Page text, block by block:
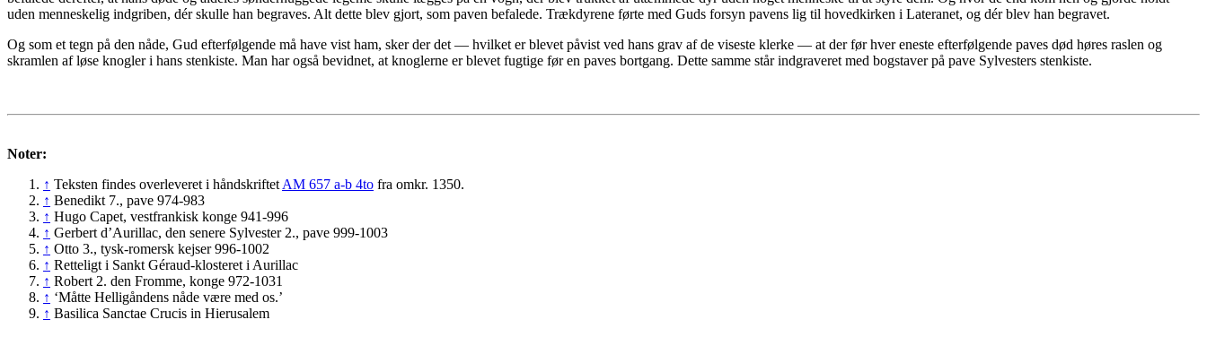
uden menneskelig indgriben, dér skulle han begraves. Alt dette blev gjort, som paven befalede. Trækdyrene førte med Guds forsyn pavens lig til hovedkirken i Lateranet, og dér blev han begravet.
Og som et tegn på den nåde, Gud efterfølgende må have vist ham, sker der det — hvilket er blevet påvist ved hans grav af de viseste klerke — at der før hver eneste efterfølgende paves død høres raslen og
skramlen af løse knogler i hans stenkiste. Man har også bevidnet, at knoglerne er blevet fugtige før en paves bortgang. Dette samme står indgraveret med bogstaver på pave Sylvesters stenkiste.
Noter:
↑ Teksten findes overleveret i håndskriftet AM 657 a-b 4to fra omkr. 1350.
↑ Benedikt 7., pave 974-983
↑ Hugo Capet, vestfrankisk konge 941-996
↑ Gerbert d’Aurillac, den senere Sylvester 2., pave 999-1003
↑ Otto 3., tysk-romersk kejser 996-1002
↑ Retteligt i Sankt Géraud-klosteret i Aurillac
↑ Robert 2. den Fromme, konge 972-1031
↑ ‘Måtte Helligåndens nåde være med os.’
↑ Basilica Sanctae Crucis in Hierusalem